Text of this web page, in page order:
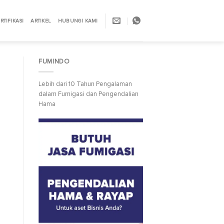
ARTIKEL HUBUNGI KAMI
FUMINDO
Lebih dari 10 Tahun Pengalaman
dalam Fumigasi dan Pengendalian
Hama